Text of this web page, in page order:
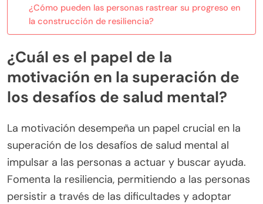
¿Cómo pueden las personas rastrear su progreso en
la construcción de resiliencia?
¿Cuál es el papel de la
motivación en la superación de
los desafíos de salud mental?
La motivación desempeña un papel crucial en la
superación de los desafíos de salud mental al
impulsar a las personas a actuar y buscar ayuda.
Fomenta la resiliencia, permitiendo a las personas
persistir a través de las dificultades y adoptar